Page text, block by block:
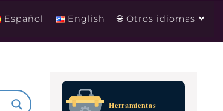
Español English 🌐 Otros idiomas
Herramientas